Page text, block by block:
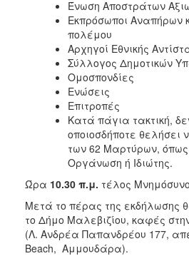
Ένωση Αποστράτων
Εκπρόσωποι Αναπήρων
πολέμου
Αρχηγοί Εθνικής
Σύλλογος Δημοτικών
Ομοσπονδίες
Ενώσεις
Επιτροπές
Κατά πάγια τακτική,
οποιοσδήποτε θελήσει
των 62 Μαρτύρων, όπως
Οργάνωση ή Ιδιώτης.
Ώρα 10.30 π.μ. τέλος
Μετά το πέρας της εκδήλωσης
το Δήμο Μαλεβιζίου, καφές
(Λ. Ανδρέα Παπανδρέου 177,
Beach, Αμμουδάρα).